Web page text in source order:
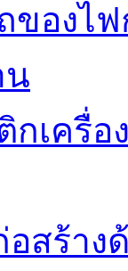
ของไ
น
กเครื่
อสร้า